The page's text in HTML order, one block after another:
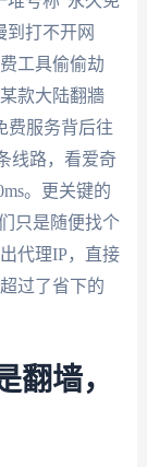
到打不开网
工具偷偷劫
款大陆翻牆
费服务背后往
线路，看爱奇
。更关键的
只是随便找个
代理IP，直接
过了省下的
翻墙，